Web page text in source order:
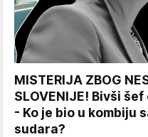
MISTERIJA ZBOG
SLOVENIJE! Bivši
- Ko je bio u kombiju
sudara?